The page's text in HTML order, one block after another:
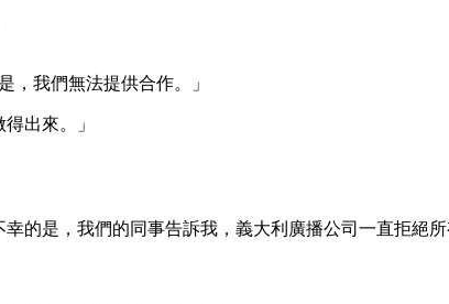
，我們無法提供合作。」
出來。」
的是，我們的同事告訴我，義大利廣播公司一直拒絕